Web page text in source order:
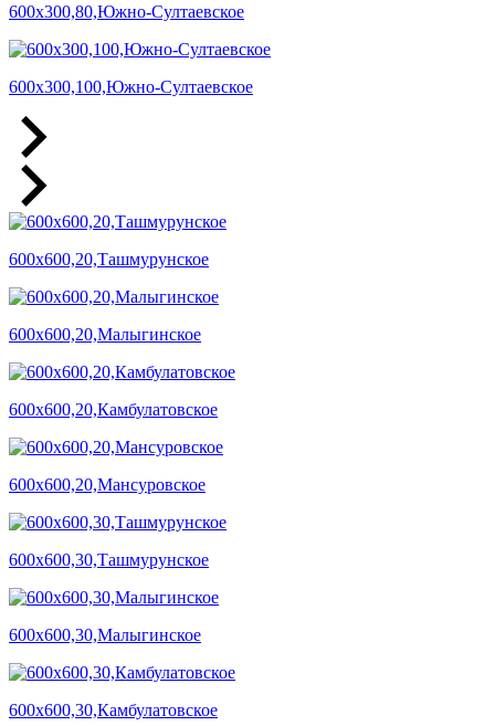
600х300,80,Южно-Султаевское
600х300,100,Южно-Султаевское
600х600,20,Ташмурунское
600х600,20,Малыгинское
600х600,20,Камбулатовское
600х600,20,Мансуровское
600х600,30,Ташмурунское
600х600,30,Малыгинское
600х600,30,Камбулатовское